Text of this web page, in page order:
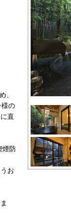
、
様の
直
煙防
お